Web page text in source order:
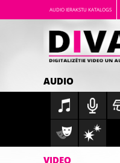
AUDIO IERAKSTU KATALOGS
AUDIO
VIDEO